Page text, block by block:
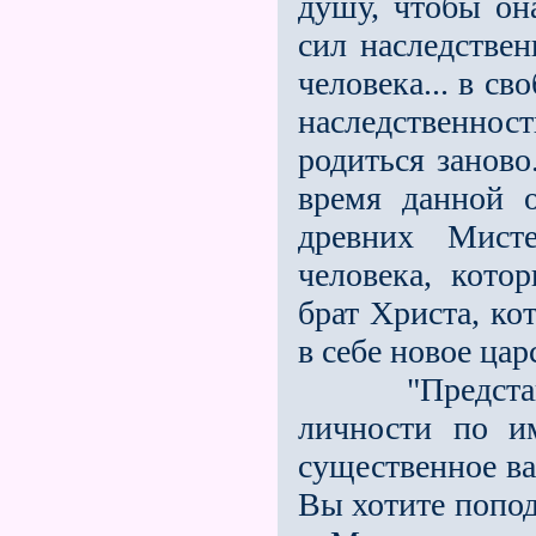
сил
человека... в
родиться
время данной
древних
человека,
брат Христа,
в себе новое
личности по
существенное
Вы хотите